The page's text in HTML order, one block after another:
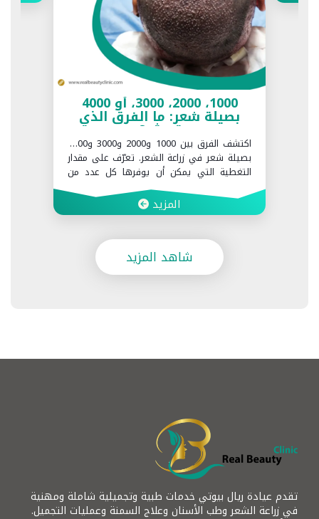
1000، 2000، 3000، أو 4000
بصيلة شعر: ما الفرق الذي
تحدثه؟
اكتشف الفرق بين 1000 و2000 و3000 و4000
بصيلة شعر في زراعة الشعر. تعرّف على مقدار
التغطية التي يمكن أن يوفرها كل عدد من
البصيلات وما العوامل التي تحدد العدد المناسب
لك في Realbeauty Clinic.
المزيد
شاهد المزيد
تقدم عيادة ريال بيوتي خدمات طبية وتجميلية شاملة ومهنية
في زراعة الشعر وطب الأسنان وعلاج السمنة وعمليات التجميل.